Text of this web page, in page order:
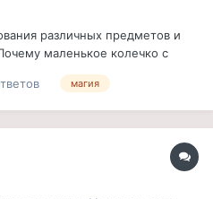
различных предметов и
маленькое колечко с
сделанный из панциря жука,
магия